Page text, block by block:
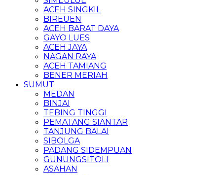
ACEH SINGKIL
BIREUEN
ACEH BARAT DAYA
GAYO LUES
ACEH JAYA
NAGAN RAYA
ACEH TAMIANG
BENER MERIAH
SUMUT
MEDAN
BINJAI
TEBING TINGGI
PEMATANG SIANTAR
TANJUNG BALAI
SIBOLGA
PADANG SIDEMPUAN
GUNUNGSITOLI
ASAHAN